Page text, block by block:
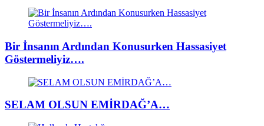
Bir İnsanın Ardından Konusurken Hassasiyet
Göstermeliyiz….
SELAM OLSUN EMİRDAĞ’A…